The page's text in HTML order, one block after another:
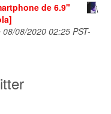
de 6.9"
08/2020 02:25 PST-